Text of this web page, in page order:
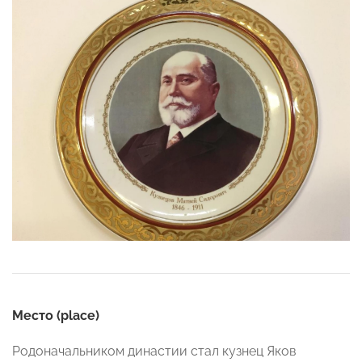
Место (place)
Родоначальником династии стал кузнец Яков